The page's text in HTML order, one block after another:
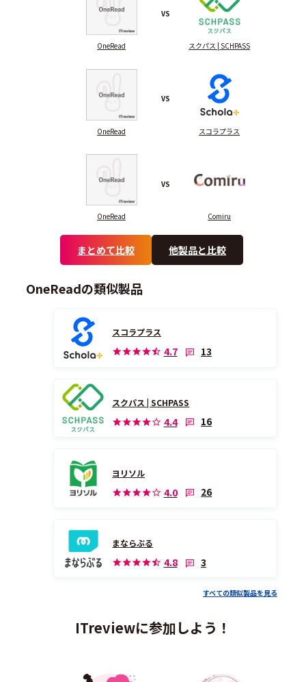
OneRead
VS
スクパス | SCHPASS
OneRead
VS
スコラプラス
OneRead
VS
Comiru
まとめて比較 他製品と比較
OneReadの類似製品
スコラプラス
4.7 13
スクパス | SCHPASS
4.4 16
ヨリソル
4.0 26
まならぶる
4.8 3
すべての類似製品を見る
ITreviewに参加しよう！